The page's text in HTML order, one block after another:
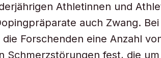
Athletinnen und
auch Zwang.
Forschenden eine Anzahl
Schmerzstörungen fest, die